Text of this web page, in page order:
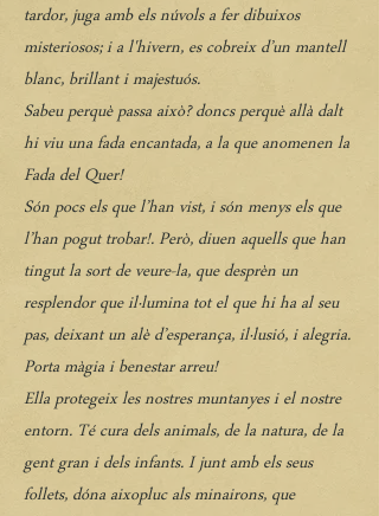
tardor, juga amb els núvols a fer dibuixos
misteriosos; i a l'hivern, es cobreix d’un mantell
blanc, brillant i majestuós.
Sabeu perquè passa això? doncs perquè allà dalt
hi viu una fada encantada, a la que anomenen la
Fada del Quer!
Són pocs els que l’han vist, i són menys els que
l’han pogut trobar!. Però, diuen aquells que han
tingut la sort de veure-la, que desprèn un
resplendor que il·lumina tot el que hi ha al seu
pas, deixant un alè d’esperança, il·lusió, i alegria.
Porta màgia i benestar arreu!
Ella protegeix les nostres muntanyes i el nostre
entorn. Té cura dels animals, de la natura, de la
gent gran i dels infants. I junt amb els seus
follets, dóna aixopluc als minairons, que